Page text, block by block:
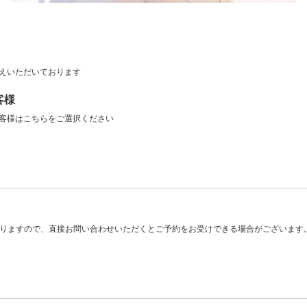
いただいております
様
様はこちらをご選択ください
ますので、直接お問い合わせいただくとご予約をお受けできる場合がございます。